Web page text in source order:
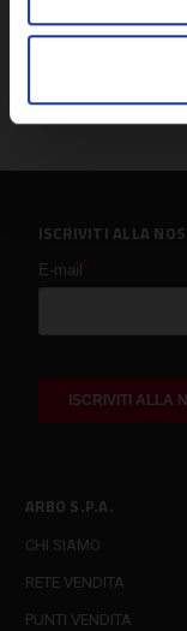
ARBO S.P.A.
CHI SIAMO
RETE VENDITA
PUNTI VENDITA
ISCRIVITI ALLA